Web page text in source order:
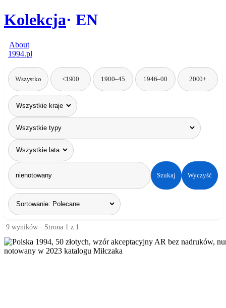
Kolekcja EN
About
1994.pl
Wszystko <1900 1900–45 1946–00 2000+
Szukaj Wyczyść
9 wyników · Strona 1 z 1